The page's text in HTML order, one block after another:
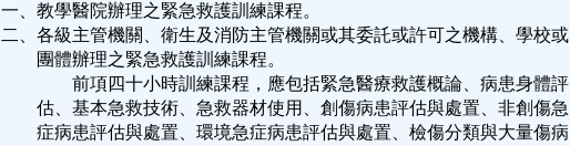
一、教學醫院辦理之緊急救護訓練課程。
二、各級主管機關、衛生及消防主管機關或其委託或許可之機構、學校或
團體辦理之緊急救護訓練課程。
前項四十小時訓練課程，應包括緊急醫療救護概論、病患身體評
估、基本急救技術、急救器材使用、創傷病患評估與處置、非創傷急
症病患評估與處置、環境急症病患評估與處置、檢傷分類與大量傷病